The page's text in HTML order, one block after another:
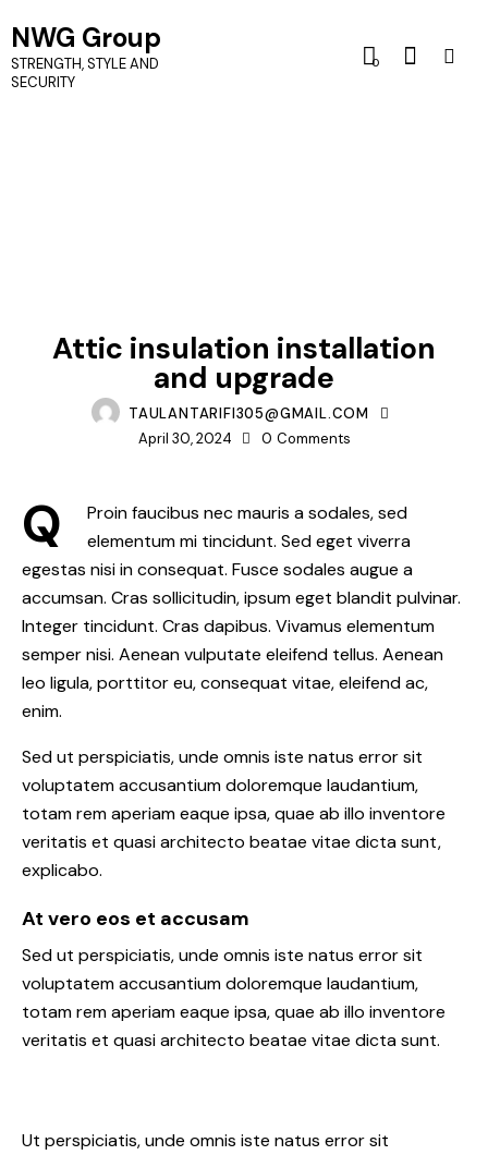
NWG Group
STRENGTH, STYLE AND
SECURITY
0
Attic insulation installation
and upgrade
TAULANTARIFI305@GMAIL.COM
April 30, 2024
0 Comments
Q
Proin faucibus nec mauris a sodales, sed
elementum mi tincidunt. Sed eget viverra
egestas nisi in consequat. Fusce sodales augue a
accumsan. Cras sollicitudin, ipsum eget blandit pulvinar.
Integer tincidunt. Cras dapibus. Vivamus elementum
semper nisi. Aenean vulputate eleifend tellus. Aenean
leo ligula, porttitor eu, consequat vitae, eleifend ac,
enim.
Sed ut perspiciatis, unde omnis iste natus error sit
voluptatem accusantium doloremque laudantium,
totam rem aperiam eaque ipsa, quae ab illo inventore
veritatis et quasi architecto beatae vitae dicta sunt,
explicabo.
At vero eos et accusam
Sed ut perspiciatis, unde omnis iste natus error sit
voluptatem accusantium doloremque laudantium,
totam rem aperiam eaque ipsa, quae ab illo inventore
veritatis et quasi architecto beatae vitae dicta sunt.
Ut perspiciatis, unde omnis iste natus error sit